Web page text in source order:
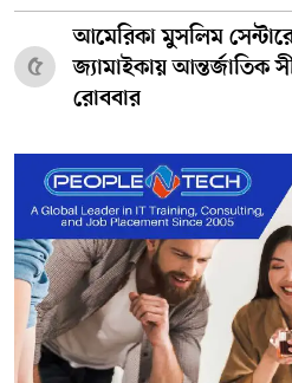
৫
আমেরিকা মুসলিম
জ্যামাইকায়
রোববার